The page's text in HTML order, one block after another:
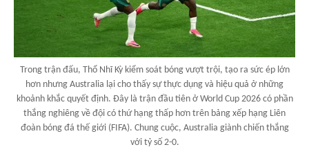
Trong trận đấu, Thổ Nhĩ Kỳ kiểm soát bóng vượt trội, tạo ra sức ép lớn
hơn nhưng Australia lại cho thấy sự thực dụng và hiệu quả ở những
khoảnh khắc quyết định. Đây là trận đầu tiên ở World Cup 2026 có phần
thắng nghiêng về đội có thứ hạng thấp hơn trên bảng xếp hạng Liên
đoàn bóng đá thế giới (FIFA). Chung cuộc, Australia giành chiến thắng
với tỷ số 2-0.